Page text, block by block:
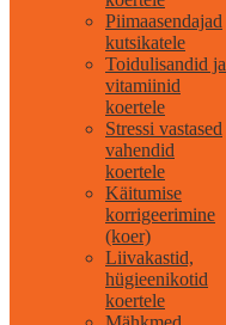
Piimaasendajad
kutsikatele
Toidulisandid ja
vitamiinid
koertele
Stressi vastased
vahendid
koertele
Käitumise
korrigeerimine
(koer)
Liivakastid,
hügieenikotid
koertele